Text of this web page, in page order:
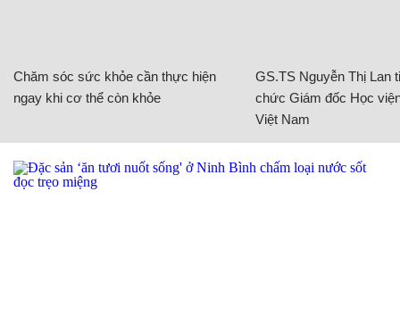
Chăm sóc sức khỏe cần thực hiện
ngay khi cơ thể còn khỏe
GS.TS Nguyễn Thị Lan
chức Giám đốc Học
Việt Nam